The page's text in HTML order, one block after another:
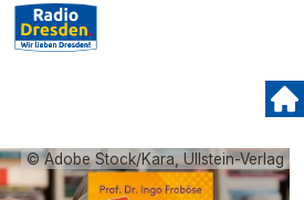
© Adobe Stock/Kara, Ullstein-Verlag